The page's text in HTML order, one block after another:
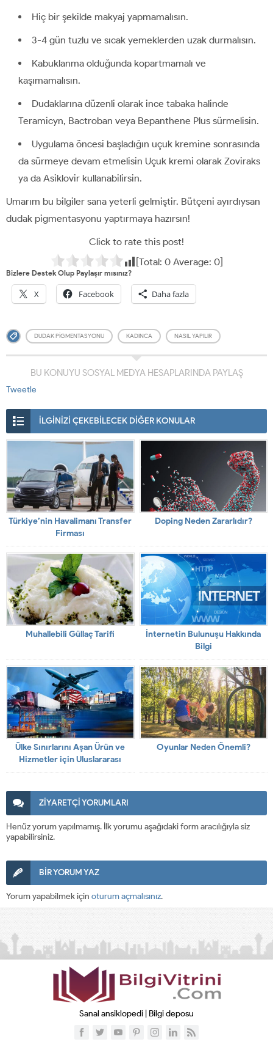
Hiç bir şekilde makyaj yapmamalısın.
3-4 gün tuzlu ve sıcak yemeklerden uzak durmalısın.
Kabuklanma olduğunda kopartmamalı ve
kaşımamalısın.
Dudaklarına düzenli olarak ince tabaka halinde
Teramicyn, Bactroban veya Bepanthene Plus sürmelisin.
Uygulama öncesi başladığın uçuk kremine sonrasında
da sürmeye devam etmelisin Uçuk kremi olarak Zoviraks
ya da Asiklovir kullanabilirsin.
Umarım bu bilgiler sana yeterli gelmiştir. Bütçeni ayırdıysan
dudak pigmentasyonu yaptırmaya hazırsın!
Click to rate this post!
[Total: 0Average: 0]
Bizlere Destek Olup Paylaşır mısınız?
X Facebook Daha fazla
DUDAK PIGMENTASYONU KADINCA NASIL YAPILIR
BU KONUYU SOSYAL MEDYA HESAPLARINDA PAYLAŞ
Tweetle
İLGİNİZİ ÇEKEBİLECEK DİĞER KONULAR
Türkiye’nin Havalimanı Transfer
Firması
Doping Neden Zararlıdır?
Muhallebili Güllaç Tarifi
İnternetin Bulunuşu Hakkında
Bilgi
Ülke Sınırlarını Aşan Ürün ve
Hizmetler için Uluslararası
Lojistik
Oyunlar Neden Önemli?
ZİYARETÇİ YORUMLARI
Henüz yorum yapılmamış. İlk yorumu aşağıdaki form aracılığıyla siz
yapabilirsiniz.
BİR YORUM YAZ
Yorum yapabilmek için oturum açmalısınız.
Sanal ansiklopedi | Bilgi deposu